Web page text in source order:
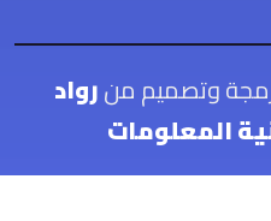
وتصميم منرواد
المعلومات